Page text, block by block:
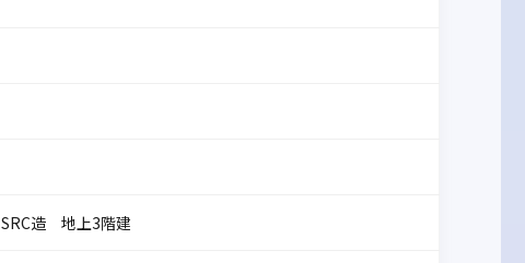
SRC造 地上3階建